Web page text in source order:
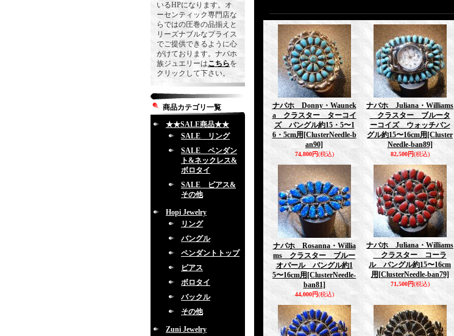
いるHPになります。オ
ーセンティック専門店な
らではの圧巻の品揃えと
リーズナブルなプライス
でご提供できるように心
がけております。ナバホ
族ジュエリーはこちらを
クリックして下さい。
商品カテゴリ一覧
★★SALE商品★★
SALE リング
SALE ペンダン
ト&ネックレス&
ボロタイ
SALE ピアス&
その他
Hopi Jewelry
リング
バングル
ペンダントトップ
ピアス
ボロタイ
バックル
その他
Zuni Jewelry
ナバホ Donny・Waunek
a クラスター ターコイ
ズ バングル約15・5〜1
6・5cm用 [ClusterNeedle-b
an90]
74,800円(税込)
ナバホ Juliana・Williams
クラスター ブルータ
ーコイズ ウォッチバン
グル約15〜16cm用 [Cluster
Needle-ban89]
82,500円(税込)
ナバホ Rosanna・Willia
ms クラスター ブルー
オパール バングル約1
5〜16cm用 [ClusterNeedle-
ban81]
44,000円(税込)
ナバホ Juliana・Williams
クラスター コーラ
ル バングル約15〜16cm
用 [ClusterNeedle-ban79]
71,500円(税込)